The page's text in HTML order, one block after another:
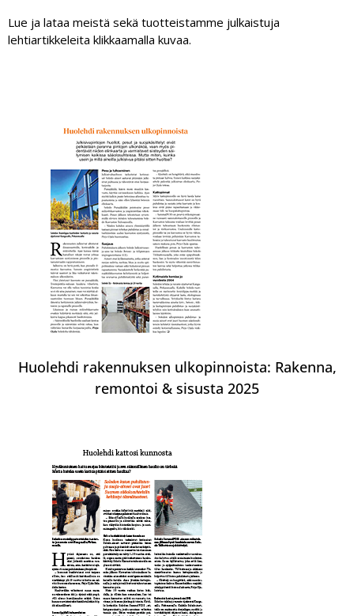
Lue ja lataa meistä sekä tuotteistamme julkaistuja
lehtiartikkeleita klikkaamalla kuvaa.
Huolehdi rakennuksen ulkopinnoista: Rakenna,
remontoi & sisusta 2025